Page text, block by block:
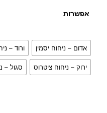
אפשרות
אדום – ניחוח יסמין ורוד –
ירוק – ניחוח ציטרוס סגול –